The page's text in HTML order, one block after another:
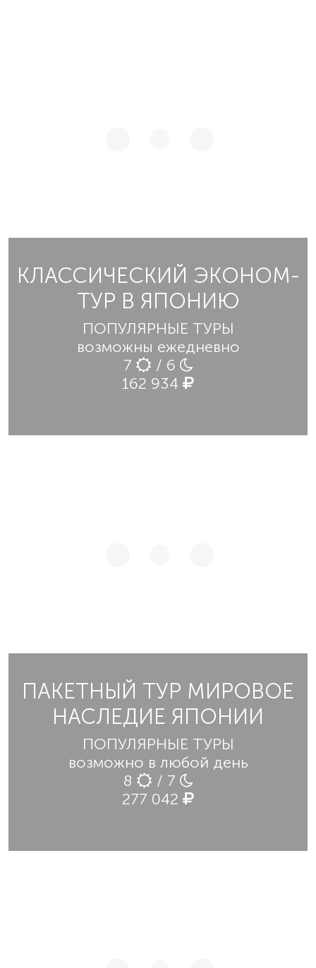
КЛАССИЧЕСКИЙ ЭКОНОМ-
ТУР В ЯПОНИЮ
ПОПУЛЯРНЫЕ ТУРЫ
возможны ежедневно
7
/ 6
162 934
ПАКЕТНЫЙ ТУР МИРОВОЕ
НАСЛЕДИЕ ЯПОНИИ
ПОПУЛЯРНЫЕ ТУРЫ
возможно в любой день
8
/ 7
277 042